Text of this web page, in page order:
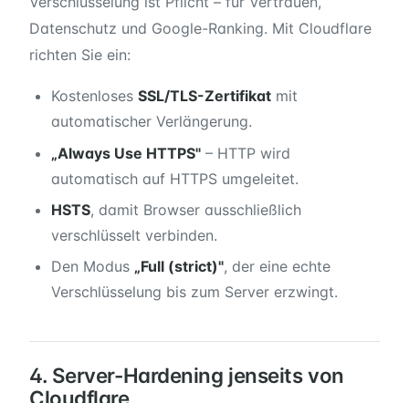
Datenschutz und Google-Ranking. Mit Cloudflare
richten Sie ein:
Kostenloses SSL/TLS-Zertifikat mit
automatischer Verlängerung.
„Always Use HTTPS" – HTTP wird
automatisch auf HTTPS umgeleitet.
HSTS, damit Browser ausschließlich
verschlüsselt verbinden.
Den Modus „Full (strict)", der eine echte
Verschlüsselung bis zum Server erzwingt.
4. Server-Hardening jenseits von